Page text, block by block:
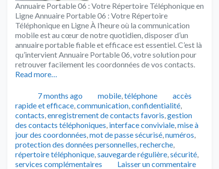
Annuaire Portable 06 : Votre Répertoire Téléphonique en
Ligne Annuaire Portable 06 : Votre Répertoire
Téléphonique en Ligne À l’heure où la communication
mobile est au cœur de notre quotidien, disposer d’un
annuaire portable fiable et efficace est essentiel. C’est là
qu’intervient Annuaire Portable 06, votre solution pour
retrouver facilement les coordonnées de vos contacts.
Read more…
Publié7 months ago Catégories
mobile,téléphone Tags
accès
rapide et efficace,communication,confidentialité,
contacts,enregistrement de contacts favoris,gestion
des contacts téléphoniques, interface conviviale,mise à
jour des coordonnées,mot de passe sécurisé,numéros,
protection des données personnelles,recherche,
répertoire téléphonique,sauvegarde régulière,sécurité,
services complémentaires
Laisser un commentaire